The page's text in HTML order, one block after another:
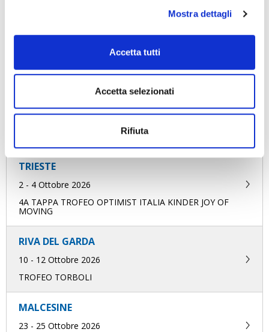
Mostra dettagli
Accetta tutti
Accetta selezionati
Rifiuta
CERVIA
12 - 13 Settembre 2026
MEETING GIOVANILE
18 - 20 Settembre 2026
TRIESTE
2 - 4 Ottobre 2026
4A TAPPA TROFEO OPTIMIST ITALIA KINDER JOY OF
MOVING
RIVA DEL GARDA
10 - 12 Ottobre 2026
TROFEO TORBOLI
MALCESINE
23 - 25 Ottobre 2026